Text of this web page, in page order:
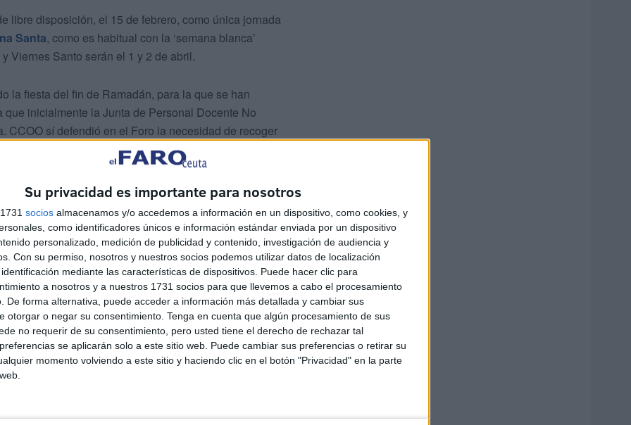
Su privacidad es importante para nosotros
socios almacenamos y/o accedemos a información en un dispositivo, como cookies, y
como identificadores únicos e información estándar enviada por un dispositivo
personalizado, medición de publicidad y contenido, investigación de audiencia y
Con su permiso, nosotros y nuestros socios podemos utilizar datos de localización
mediante las características de dispositivos. Puede hacer clic para
a nosotros y a nuestros 1731 socios para que llevemos a cabo el procesamiento
De forma alternativa, puede acceder a información más detallada y cambiar sus
otorgar o negar su consentimiento. Tenga en cuenta que algún procesamiento de sus
no requerir de su consentimiento, pero usted tiene el derecho de rechazar tal
se aplicarán solo a este sitio web. Puede cambiar sus preferencias o retirar su
momento volviendo a este sitio y haciendo clic en el botón "Privacidad" en la parte
libre disposición, el 15 de febrero, como única jornada
Santa, como es habitual con la ‘semana blanca’
Viernes Santo serán el 1 y 2 de abril.
la fiesta del fin de Ramadán, para la que se han
inicialmente la Junta de Personal Docente No
CCOO sí defendió en el Foro la necesidad de recoger
han sumado entre otros agentes la Ciudad Autónoma
Rontomé).
dos días por Eid Al Fitr en lugar de que fuesen no
en el planteamiento original del órgano sindical